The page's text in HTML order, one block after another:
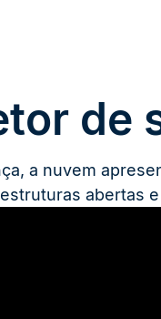
de
a nuvem
abertas